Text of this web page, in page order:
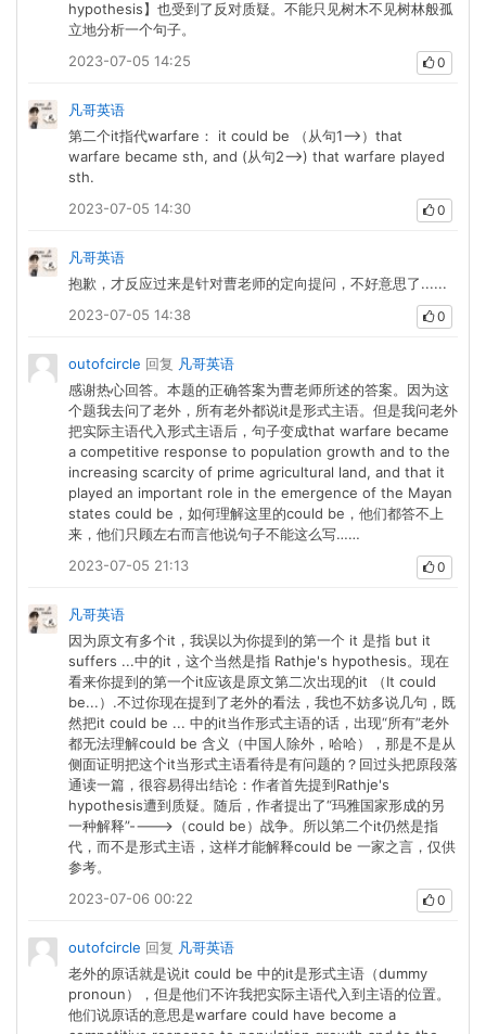
hypothesis】也受到了反对质疑。不能只见树木不见树林般孤
立地分析一个句子。
2023-07-05 14:25
0
凡哥英语
第二个it指代warfare： it could be （从句1-->）that
warfare became sth, and (从句2-->) that warfare played
sth.
2023-07-05 14:30
0
凡哥英语
抱歉，才反应过来是针对曹老师的定向提问，不好意思了......
2023-07-05 14:38
0
outofcircle 回复 凡哥英语
感谢热心回答。本题的正确答案为曹老师所述的答案。因为这
个题我去问了老外，所有老外都说it是形式主语。但是我问老外
把实际主语代入形式主语后，句子变成that warfare became
a competitive response to population growth and to the
increasing scarcity of prime agricultural land, and that it
played an important role in the emergence of the Mayan
states could be，如何理解这里的could be，他们都答不上
来，他们只顾左右而言他说句子不能这么写……
2023-07-05 21:13
0
凡哥英语
因为原文有多个it，我误以为你提到的第一个 it 是指 but it
suffers ...中的it，这个当然是指 Rathje's hypothesis。现在
看来你提到的第一个it应该是原文第二次出现的it （It could
be...）.不过你现在提到了老外的看法，我也不妨多说几句，既
然把it could be ... 中的it当作形式主语的话，出现“所有”老外
都无法理解could be 含义（中国人除外，哈哈），那是不是从
侧面证明把这个it当形式主语看待是有问题的？回过头把原段落
通读一篇，很容易得出结论：作者首先提到Rathje's
hypothesis遭到质疑。随后，作者提出了“玛雅国家形成的另
一种解释”---->（could be）战争。所以第二个it仍然是指
代，而不是形式主语，这样才能解释could be 一家之言，仅供
参考。
2023-07-06 00:22
0
outofcircle 回复 凡哥英语
老外的原话就是说it could be 中的it是形式主语（dummy
pronoun），但是他们不许我把实际主语代入到主语的位置。
他们说原话的意思是warfare could have become a